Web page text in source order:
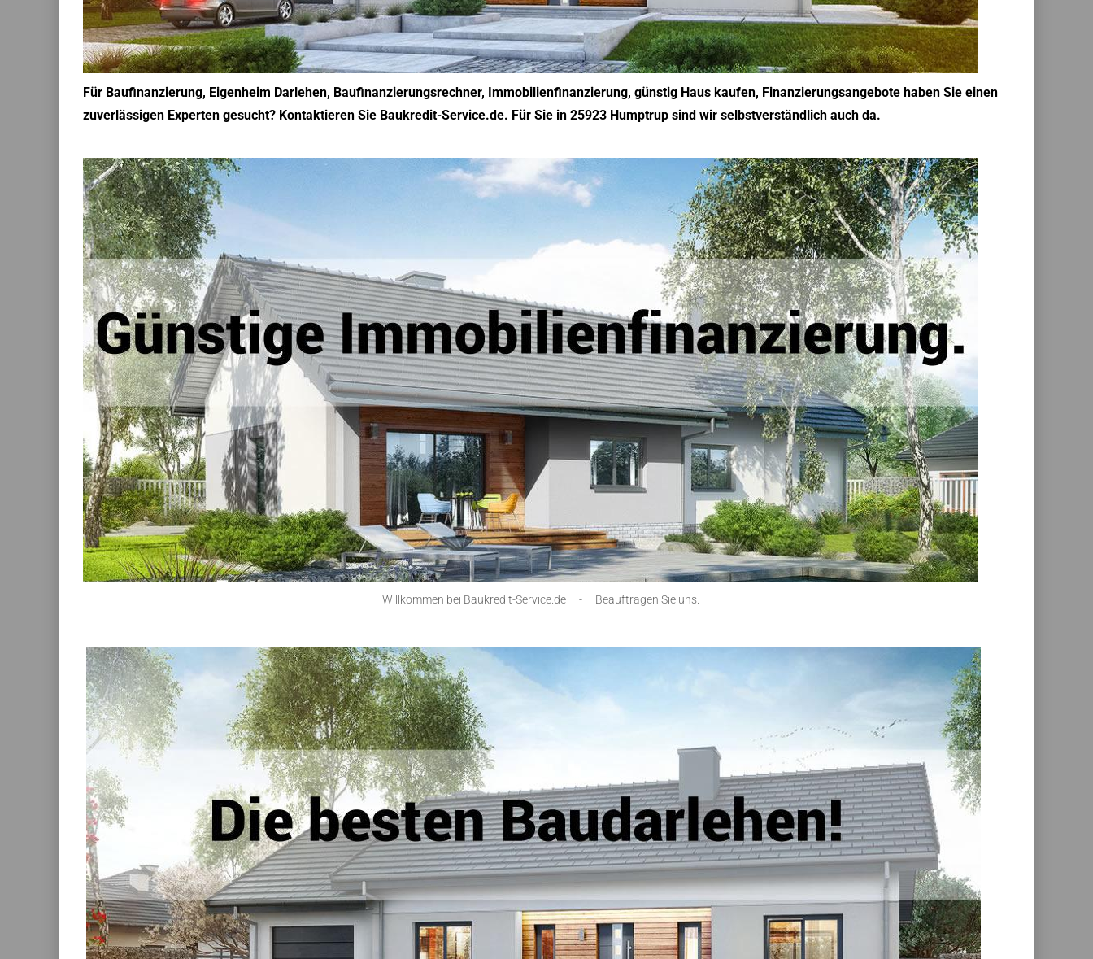
Für Baufinanzierung, Eigenheim Darlehen, Baufinanzierungsrechner, Immobilienfinanzierung, günstig Haus kaufen, Finanzierungsangebote haben Sie einen
zuverlässigen Experten gesucht? Kontaktieren Sie Baukredit-Service.de. Für Sie in 25923 Humptrup sind wir selbstverständlich auch da.
Willkommen bei Baukredit-Service.de - Beauftragen Sie uns.